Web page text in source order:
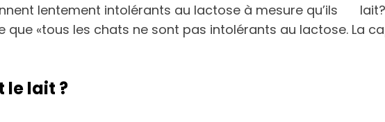
lentement intolérants au lactose à mesure qu’ils
que «tous les chats ne sont pas intolérants au lactose. La
le lait ?